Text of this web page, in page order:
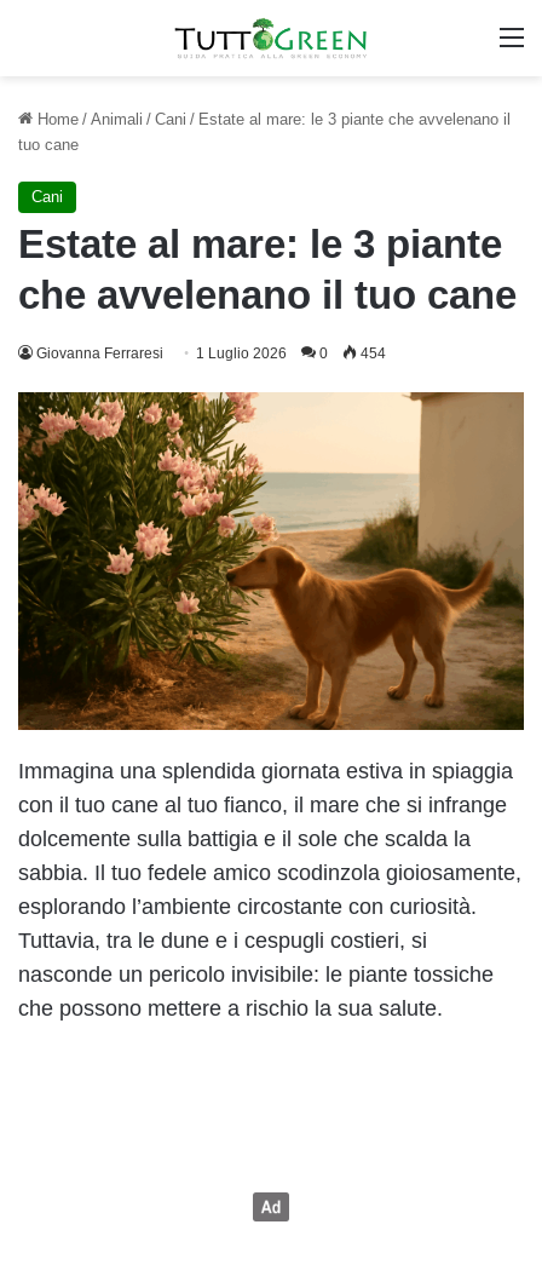
Home / Animali / Cani / Estate al mare: le 3 piante che avvelenano il
tuo cane
Cani
Estate al mare: le 3 piante
che avvelenano il tuo cane
Giovanna Ferraresi 1 Luglio 2026 0 454
Immagina una splendida giornata estiva in spiaggia
con il tuo cane al tuo fianco, il mare che si infrange
dolcemente sulla battigia e il sole che scalda la
sabbia. Il tuo fedele amico scodinzola gioiosamente,
esplorando l’ambiente circostante con curiosità.
Tuttavia, tra le dune e i cespugli costieri, si
nasconde un pericolo invisibile: le piante tossiche
che possono mettere a rischio la sua salute.